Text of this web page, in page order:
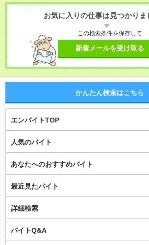
お気に入りの仕事は見つかりま
この検索条件を保存して
新着メールを受け取る
かんたん検索はこちら
エンバイトTOP
人気のバイト
あなたへのおすすめバイト
最近見たバイト
詳細検索
バイトQ&A